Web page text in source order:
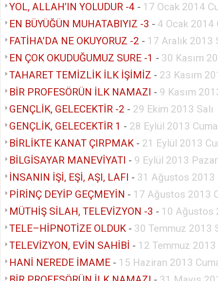
YOL, ALLAH’IN YOLUDUR -4 - 17 Ocak 2014
EN BÜYÜĞÜN MUHATABIYIZ -3 - 4 Ocak 2014
FATİHA’DA NE OKUYORUZ -2 - 17 Aralık 2013
EN ÇOK OKUDUĞUMUZ SURE -1 - 30 Kasım
TAHARET TEMİZLİK İLK İŞİMİZ - 23 Kasım
BİR PROFESÖRÜN İLK NAMAZI - 9 Kasım
GENÇLİK, GELECEKTİR -2 - 29 Ekim 2013 Salı
GENÇLİK, GELECEKTİR 1 - 28 Eylül 2013
BİRLİKTE KANAT ÇIRPMAK - 21 Eylül 2013
BİLGİSAYAR MANEVİYATI - 9 Eylül 2013
İNSANIN İŞİ, EŞİ, AŞI, LAFI - 31 Ağustos 2013
PİRİNÇ DEYİP GEÇMEYİN - 17 Ağustos 2013
MÜTHİŞ SİLAH, TELEVİZYON -3 - 10 Ağustos
TELE–HİPNOTİZE OLDUK - 30 Temmuz 2013
TELEVİZYON, EVİN SAHİBİ - 12 Temmuz 2013
HANİ NEREDE İMAME - 15 Haziran 2013